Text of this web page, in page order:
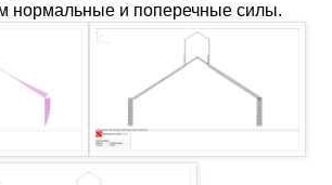
нормальные и поперечные силы.